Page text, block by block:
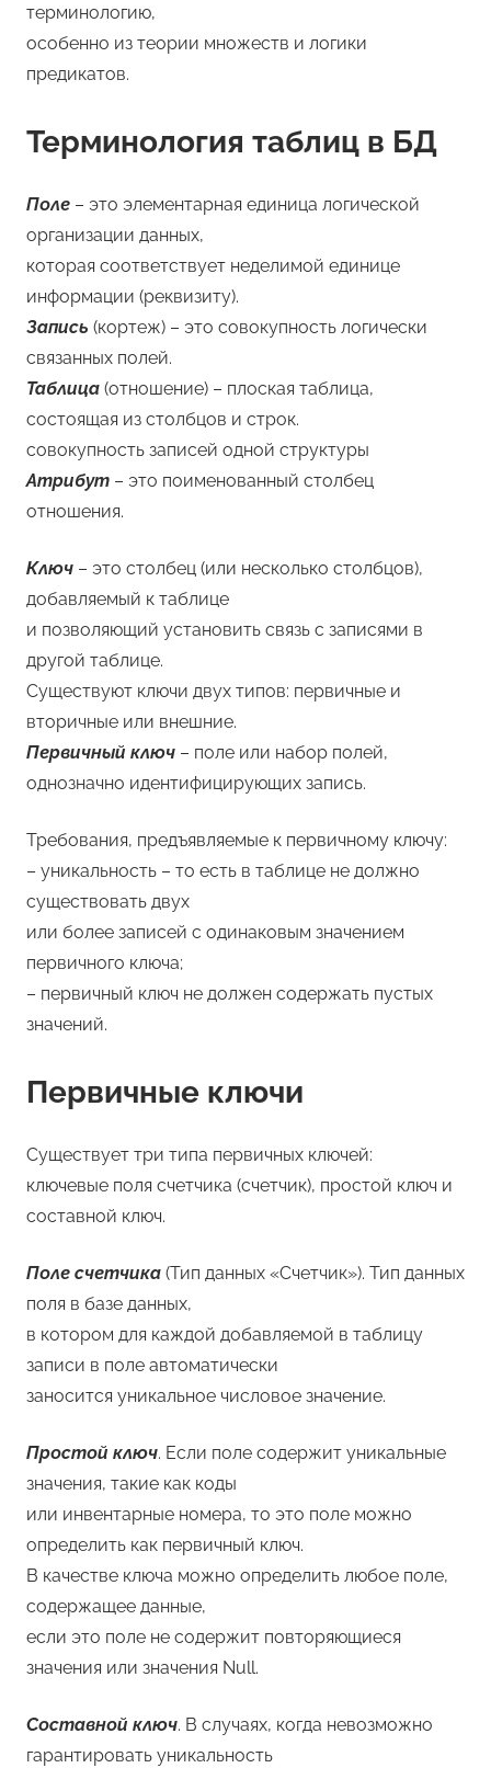
терминологию,
особенно из теории множеств и логики
предикатов.
Терминология таблиц в БД
Поле – это элементарная единица логической
организации данных,
которая соответствует неделимой единице
информации (реквизиту).
Запись (кортеж) – это совокупность логически
связанных полей.
Таблица (отношение) – плоская таблица,
состоящая из столбцов и строк.
совокупность записей одной структуры
Атрибут – это поименованный столбец
отношения.
Ключ – это столбец (или несколько столбцов),
добавляемый к таблице
и позволяющий установить связь с записями в
другой таблице.
Существуют ключи двух типов: первичные и
вторичные или внешние.
Первичный ключ – поле или набор полей,
однозначно идентифицирующих запись.
Требования, предъявляемые к первичному ключу:
– уникальность – то есть в таблице не должно
существовать двух
или более записей с одинаковым значением
первичного ключа;
– первичный ключ не должен содержать пустых
значений.
Первичные ключи
Существует три типа первичных ключей:
ключевые поля счетчика (счетчик), простой ключ и
составной ключ.
Поле счетчика (Тип данных «Счетчик»). Тип данных
поля в базе данных,
в котором для каждой добавляемой в таблицу
записи в поле автоматически
заносится уникальное числовое значение.
Простой ключ. Если поле содержит уникальные
значения, такие как коды
или инвентарные номера, то это поле можно
определить как первичный ключ.
В качестве ключа можно определить любое поле,
содержащее данные,
если это поле не содержит повторяющиеся
значения или значения Null.
Составной ключ. В случаях, когда невозможно
гарантировать уникальность